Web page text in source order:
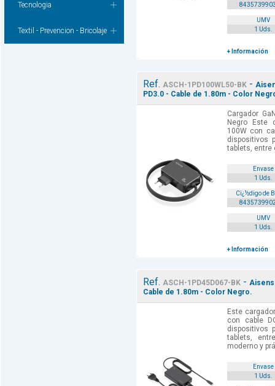
Tecnologia
Textil - Prevencion - Bricolaje
UMV
1 Uds.
+ Información
Ref. ASCH-1PD100WL50-BK -
PD3.0 - Cable de 1.80m - Color
Cargador
Negro Este
100W con
dispositivos
tablets, entre
Envase
1 Uds.
Cï¿½digo de
UMV
1 Uds.
+ Información
Ref. ASCH-1PD45D067-BK - Aisens
Cable de 1.80m - Color Negro.
Este
con cable
dispositivos
tablets,
moderno y
Envase
1 Uds.